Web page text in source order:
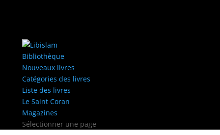
Bibliothèque
Nouveaux livres
Catégories des livres
Liste des livres
Le Saint Coran
Magazines
Sélectionner une page